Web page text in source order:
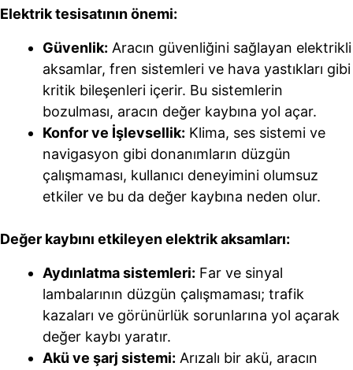
Elektrik tesisatının önemi:
Güvenlik: Aracın güvenliğini sağlayan elektrikli
aksamlar, fren sistemleri ve hava yastıkları gibi
kritik bileşenleri içerir. Bu sistemlerin
bozulması, aracın değer kaybına yol açar.
Konfor ve İşlevsellik: Klima, ses sistemi ve
navigasyon gibi donanımların düzgün
çalışmaması, kullanıcı deneyimini olumsuz
etkiler ve bu da değer kaybına neden olur.
Değer kaybını etkileyen elektrik aksamları:
Aydınlatma sistemleri: Far ve sinyal
lambalarının düzgün çalışmaması; trafik
kazaları ve görünürlük sorunlarına yol açarak
değer kaybı yaratır.
Akü ve şarj sistemi: Arızalı bir akü, aracın